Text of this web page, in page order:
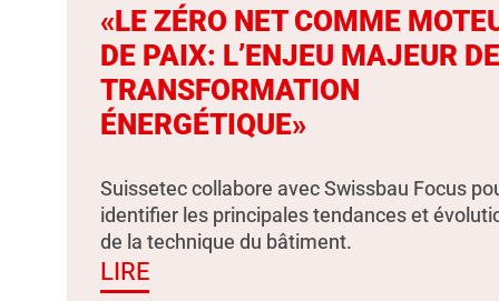
«LE ZÉRO NET COMME
DE PAIX: L’ENJEU MAJEUR
TRANSFORMATION
ÉNERGÉTIQUE»
Suissetec collabore avec Swissbau Focus
identifier les principales tendances et
de la technique du bâtiment.
LIRE